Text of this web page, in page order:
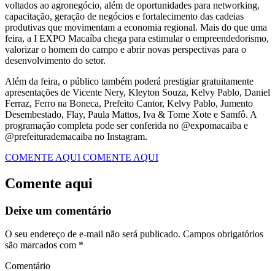
voltados ao agronegócio, além de oportunidades para networking,
capacitação, geração de negócios e fortalecimento das cadeias
produtivas que movimentam a economia regional. Mais do que uma
feira, a I EXPO Macaíba chega para estimular o empreendedorismo,
valorizar o homem do campo e abrir novas perspectivas para o
desenvolvimento do setor.
Além da feira, o público também poderá prestigiar gratuitamente
apresentações de Vicente Nery, Kleyton Souza, Kelvy Pablo, Daniel
Ferraz, Ferro na Boneca, Prefeito Cantor, Kelvy Pablo, Jumento
Desembestado, Flay, Paula Mattos, Iva & Tome Xote e Samfô. A
programação completa pode ser conferida no @expomacaiba e
@prefeiturademacaiba no Instagram.
COMENTE AQUI COMENTE AQUI
Comente aqui
Deixe um comentário
O seu endereço de e-mail não será publicado. Campos obrigatórios
são marcados com *
Comentário